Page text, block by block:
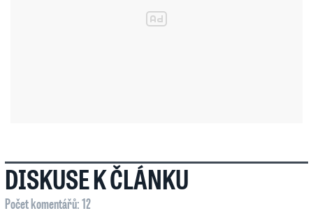
DISKUSE K ČLÁNKU
Počet komentářů: 12